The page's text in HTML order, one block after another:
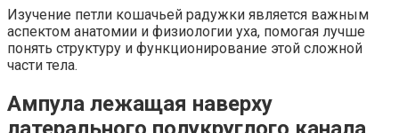
Изучение петли кошачьей радужки является важным
аспектом анатомии и физиологии уха, помогая лучше
понять структуру и функционирование этой сложной
части тела.
Ампула лежащая наверху